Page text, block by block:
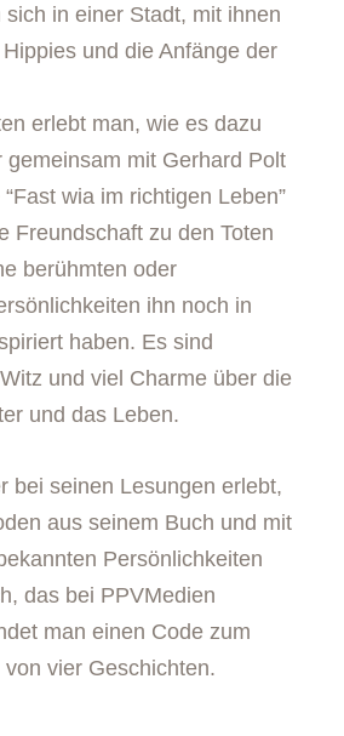
in einer Stadt, mit ihnen
und die Anfänge der
erlebt man, wie es dazu
gemeinsam mit Gerhard Polt
wia im richtigen Leben”
Freundschaft zu den Toten
berühmten oder
ihn noch in
haben. Es sind
und viel Charme über die
und das Leben.
bei seinen Lesungen erlebt,
aus seinem Buch und mit
Persönlichkeiten
das bei PPVMedien
man einen Code zum
vier Geschichten.